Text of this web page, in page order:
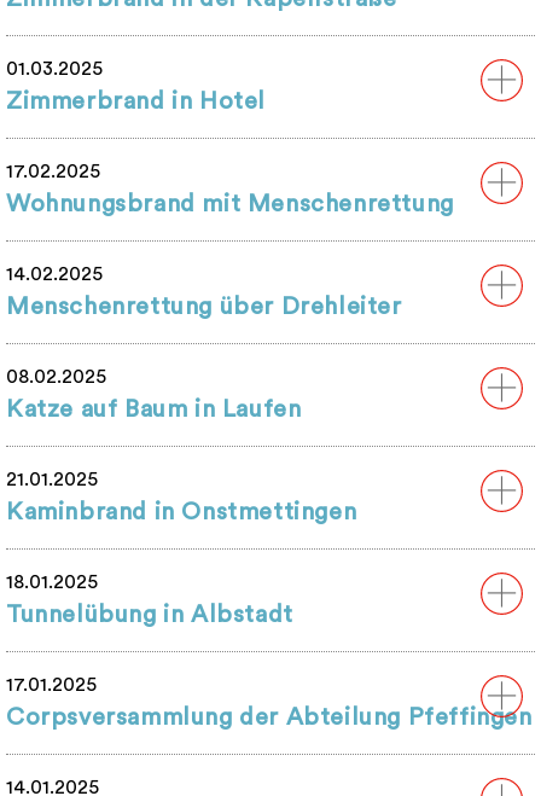
01.03.2025
Zimmerbrand in Hotel
17.02.2025
Wohnungsbrand mit Menschenrettung
14.02.2025
Menschenrettung über Drehleiter
08.02.2025
Katze auf Baum in Laufen
21.01.2025
Kaminbrand in Onstmettingen
18.01.2025
Tunnelübung in Albstadt
17.01.2025
Corpsversammlung der Abteilung Pfeffingen
14.01.2025